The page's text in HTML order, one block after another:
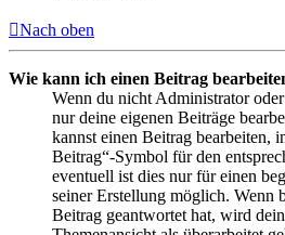
Nach oben
Wie kann ich einen Beitrag
Wenn du nicht Administrator
nur deine eigenen Beiträge
kannst einen Beitrag bearbeiten,
Beitrag“-Symbol für den
eventuell ist dies nur für einen
seiner Erstellung möglich. Wenn
Beitrag geantwortet hat, wird